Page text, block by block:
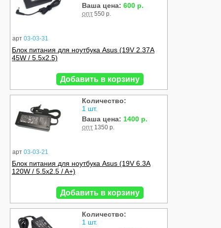
арт 03-03-31
Ваша цена: 600 р.
опт 550 р.
Блок питания для ноутбука Asus (19V 2.37A
45W / 5.5x2.5)
Добавить в корзину
арт 03-03-21
Количество:
1 шт.
Ваша цена: 1400 р.
опт 1350 р.
Блок питания для ноутбука Asus (19V 6.3A
120W / 5.5x2.5 / A+)
Добавить в корзину
Количество:
1 шт.